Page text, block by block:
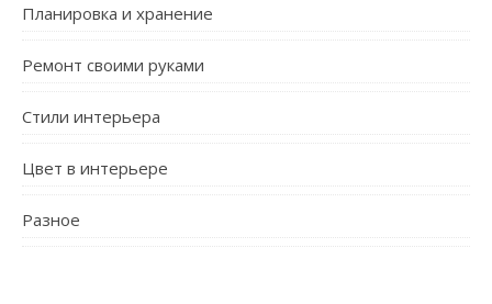
Планировка и хранение
Ремонт своими руками
Стили интерьера
Цвет в интерьере
Разное